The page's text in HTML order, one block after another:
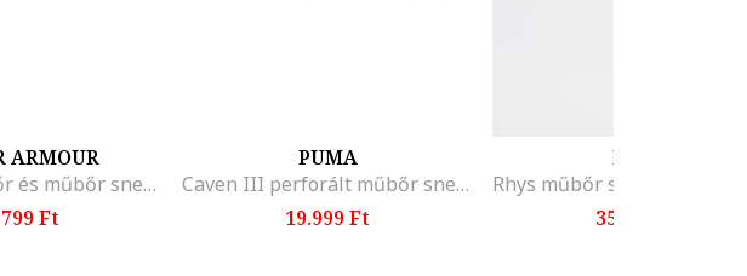
ARMOUR
Court logós bőr és műbőr sneaker, Fehér
Ft
PUMA
Caven III perforált műbőr sneaker, Fehér
19.999 Ft
BOSS
35.999 Ft